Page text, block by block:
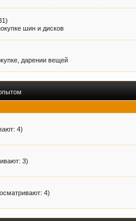
шин и дисков
дарении вещей
4)
3)
4)